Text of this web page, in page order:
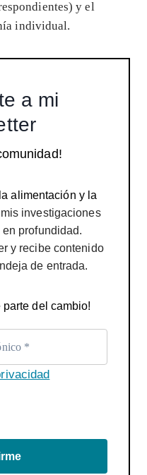
y el
individual.
a mi
alimentación y la
investigaciones
profundidad.
y recibe contenido
de entrada.
parte del cambio!